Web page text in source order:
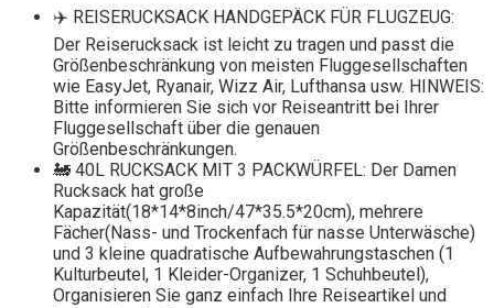
✈️ REISERUCKSACK HANDGEPÄCK FÜR FLUGZEUG:
Der Reiserucksack ist leicht zu tragen und passt die
Größenbeschränkung von meisten Fluggesellschaften
wie EasyJet, Ryanair, Wizz Air, Lufthansa usw. HINWEIS:
Bitte informieren Sie sich vor Reiseantritt bei Ihrer
Fluggesellschaft über die genauen
Größenbeschränkungen.
🚂 40L RUCKSACK MIT 3 PACKWÜRFEL: Der Damen
Rucksack hat große
Kapazität(18*14*8inch/47*35.5*20cm), mehrere
Fächer(Nass- und Trockenfach für nasse Unterwäsche)
und 3 kleine quadratische Aufbewahrungstaschen (1
Kulturbeutel, 1 Kleider-Organizer, 1 Schuhbeutel),
Organisieren Sie ganz einfach Ihre Reiseartikel und